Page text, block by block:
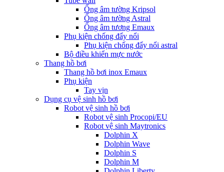
Ống âm tường Kripsol
Ống âm tường Astral
Ống âm tương Emaux
Phụ kiện chống đẩy nổi
Phụ kiện chống đẩy nổi astral
Bộ điều khiển mực nước
Thang hồ bơi
Thang hồ bơi inox Emaux
Phụ kiện
Tay vịn
Dụng cụ vệ sinh hồ bơi
Robot vệ sinh hồ bơi
Robot vệ sinh Procopi/EU
Robot vệ sinh Maytronics
Dolphin X
Dolphin Wave
Dolphin S
Dolphin M